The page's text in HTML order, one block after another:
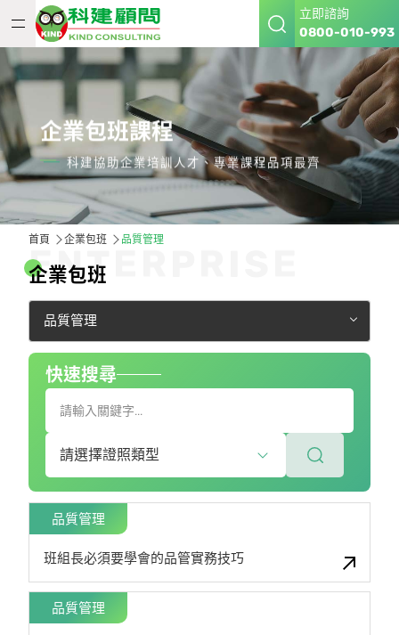
立即諮詢
0800-010-993
企業包班課程
科建協助企業培訓人才、專業課程品項最齊
首頁 企業包班 品質管理
企業包班
ENT
品質管理
快速搜尋
品質管理
班組長必須要學會的品管實務技巧
品質管理